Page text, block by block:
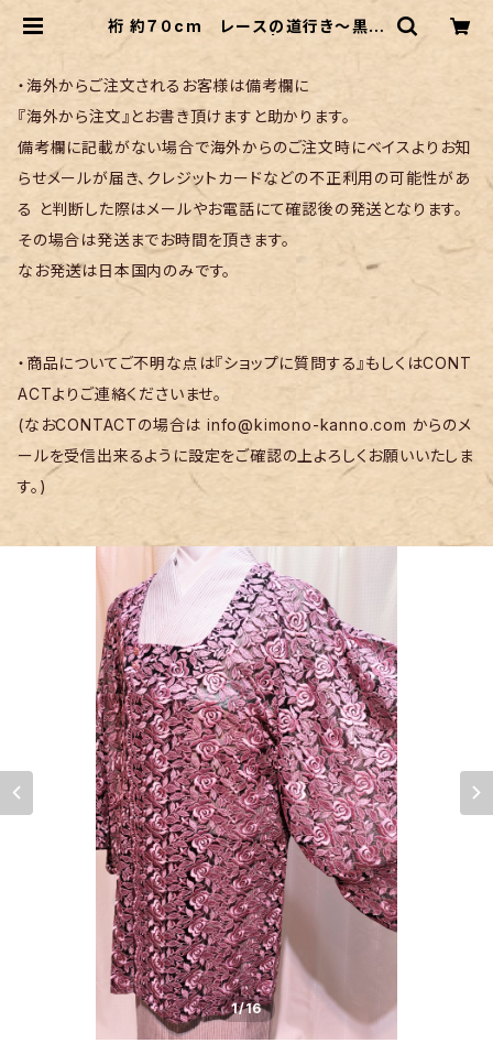
裄 約７０cm レースの道行き～黒地
にピンク色の薔薇～ | リサイクル着
・海外からご注文されるお客様は備考欄に
『海外から注文』とお書き頂けますと助かります。
備考欄に記載がない場合で海外からのご注文時にベイスよりお知
らせメールが届き、クレジットカードなどの不正利用の可能性があ
る と判断した際はメールやお電話にて確認後の発送となります。
その場合は発送までお時間を頂きます。
なお発送は日本国内のみです。
・商品についてご不明な点は『ショップに質問する』もしくはCONT
ACTよりご連絡くださいませ。
(なおCONTACTの場合はinfo@kimono-kanno.com からのメ
ールを受信出来るように設定をご確認の上よろしくお願いいたしま
す。)
1/16